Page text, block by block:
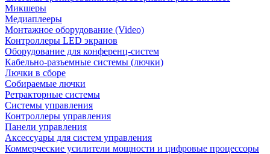
Микшеры
Медиаплееры
Монтажное оборудование (Video)
Контроллеры LED экранов
Оборудование для конференц-систем
Кабельно-разъемные системы (лючки)
Лючки в сборе
Собираемые лючки
Ретракторные системы
Системы управления
Контроллеры управления
Панели управления
Аксессуары для систем управления
Коммерческие усилители мощности и цифровые процессоры